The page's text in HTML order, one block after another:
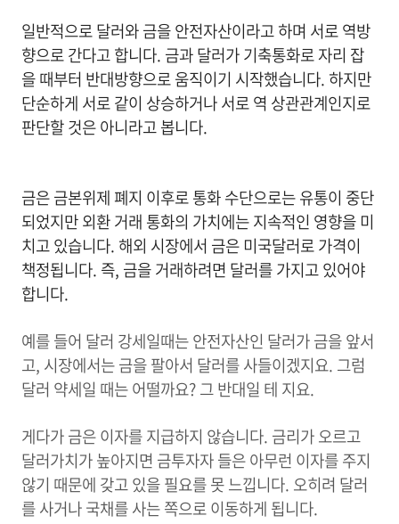
일반적으로 달러와 금을 안전자산이라고 하며 서로 역방
향으로 간다고합니다. 금과 달러가 기축통화로 자리 잡
을 때부터 반대방향으로 움직이기 시작했습니다. 하지만
단순하게 서로 같이 상승하거나 서로 역 상관관계인지로
판단할 것은 아니라고 봅니다.
금은 금본위제 폐지 이후로 통화 수단으로는 유통이 중단
되었지만 외환 거래 통화의 가치에는 지속적인 영향을 미
치고 있습니다. 해외 시장에서 금은 미국달러로 가격이
책정됩니다. 즉, 금을 거래하려면 달러를 가지고 있어야
합니다.
예를 들어 달러 강세일때는 안전자산인 달러가 금을 앞서
고, 시장에서는 금을 팔아서 달러를 사들이겠지요. 그럼
달러 약세일 때는 어떨까요? 그 반대일 테 지요.
게다가 금은 이자를 지급하지 않습니다. 금리가 오르고
달러가치가 높아지면 금투자자 들은 아무런 이자를 주지
않기 때문에 갖고 있을 필요를 못 느낍니다. 오히려 달러
를 사거나 국채를 사는 쪽으로 이동하게 됩니다.